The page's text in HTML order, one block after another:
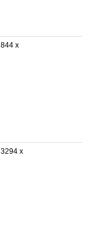
844 x
3294 x